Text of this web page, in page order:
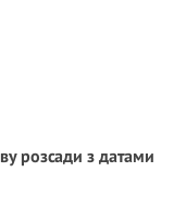
розсади з датами